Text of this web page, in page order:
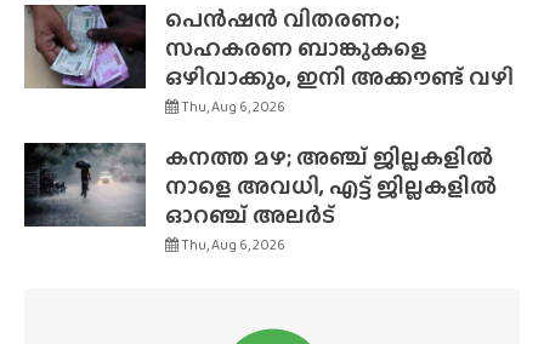
പെൻഷൻ വിതരണം;
സഹകരണ ബാങ്കുകളെ
ഒഴിവാക്കും, ഇനി അക്കൗണ്ട് വഴി
Thu, Aug 6, 2026
കനത്ത മഴ; അഞ്ച് ജില്ലകളിൽ
നാളെ അവധി, എട്ട് ജില്ലകളിൽ
ഓറഞ്ച് അലർട്
Thu, Aug 6, 2026